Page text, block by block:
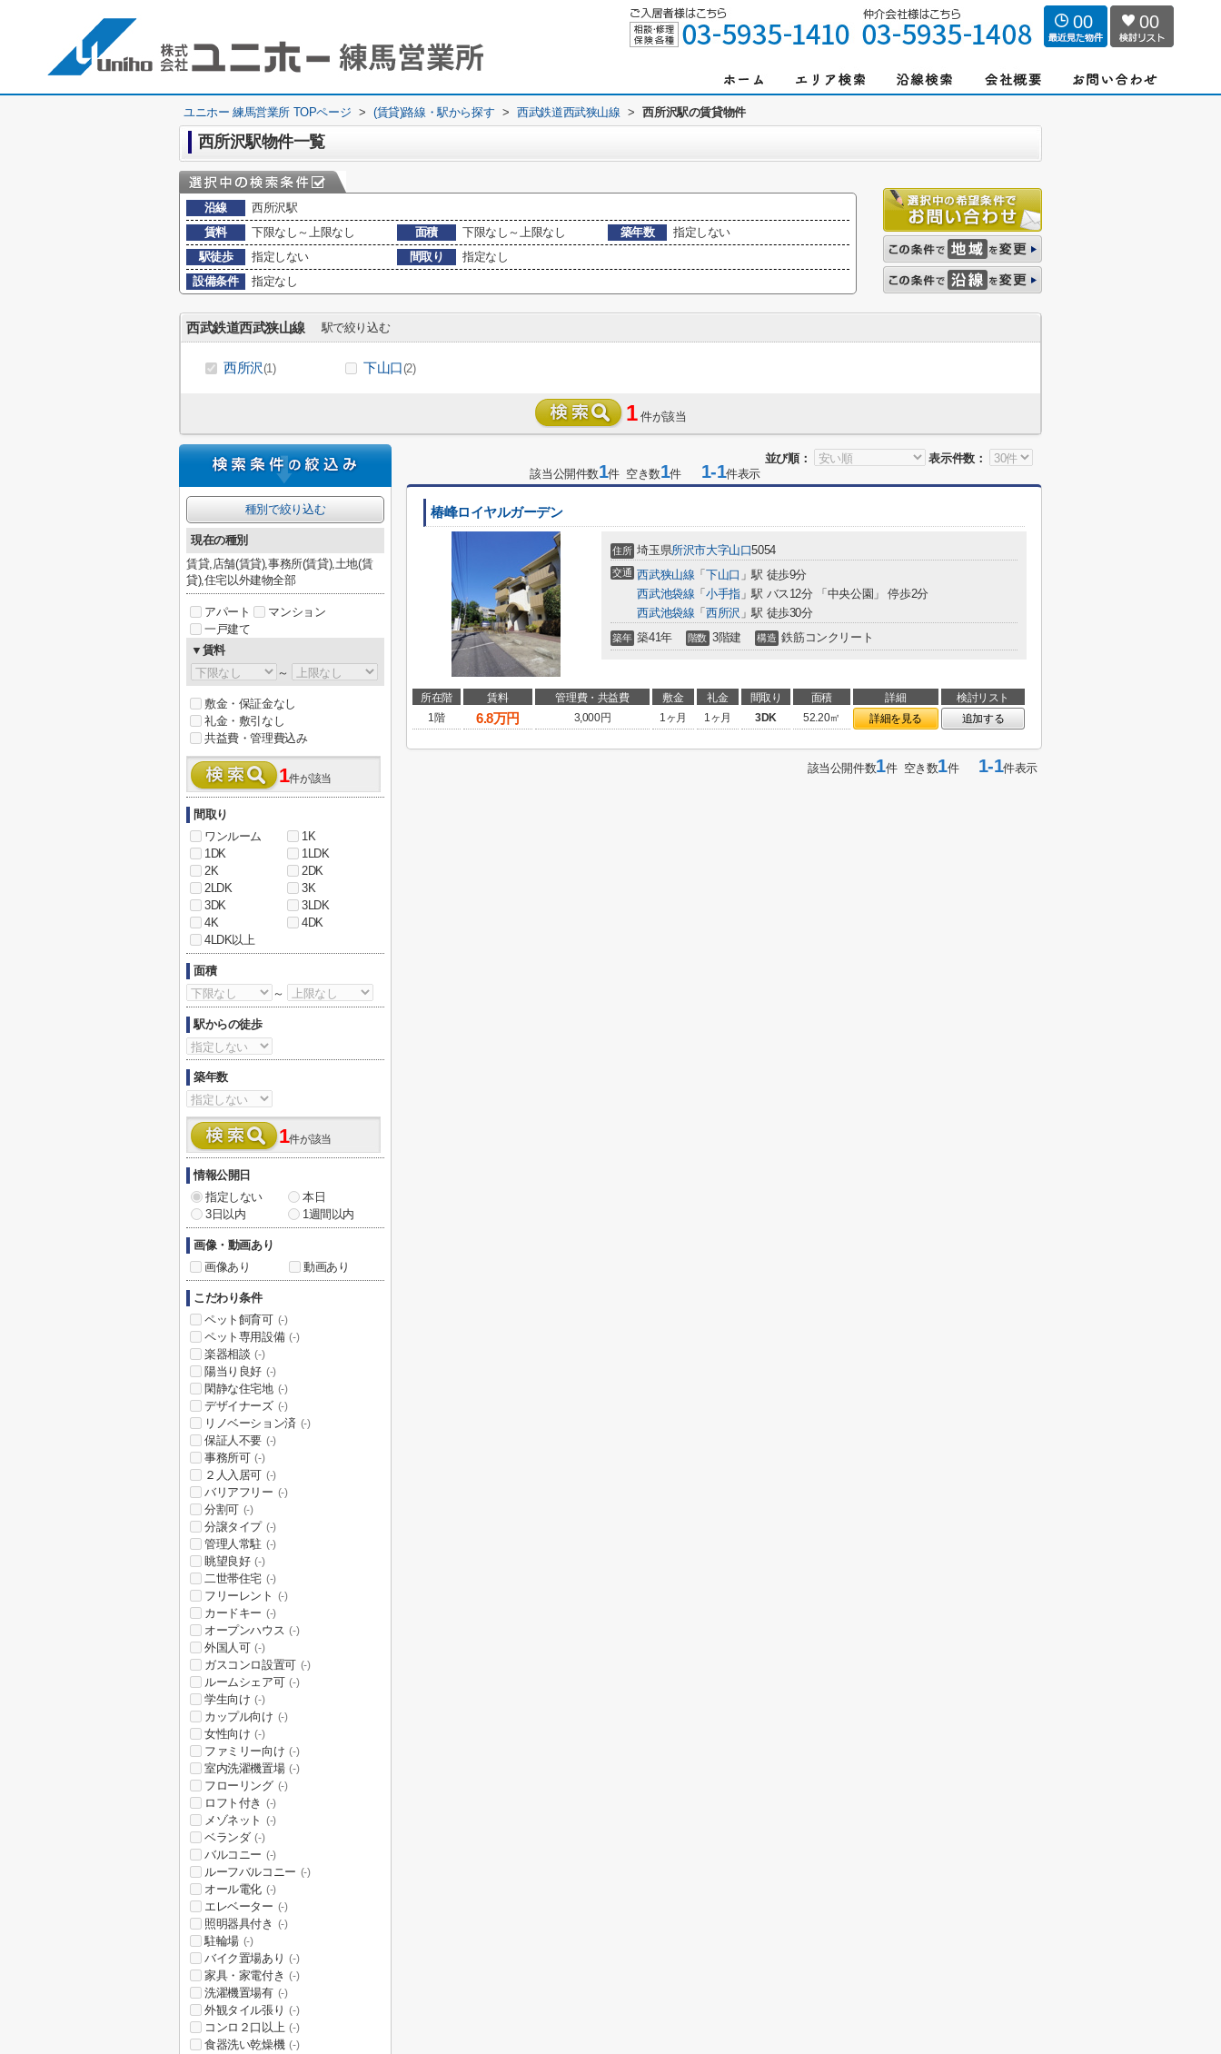
00 00
ユニホー 練馬営業所 TOPページ > (賃貸)路線・駅から探す > 西武鉄道西武狭山線 > 西所沢駅の賃貸物件
西所沢駅物件一覧
沿線
西所沢駅
賃料
下限なし～上限なし 面積 下限なし～上限なし 築年数
指定しない
駅徒歩
指定しない 間取り
指定なし
設備条件
指定なし
西武鉄道西武狭山線 駅で絞り込む
西所沢(1) 下山口(2)
1 件が該当
並び順：
表示件数：
該当公開件数1件 空き数1件 1-1件表示
椿峰ロイヤルガーデン
住所 埼玉県所沢市大字山口5054
交通 西武狭山線 「 下山口 」駅 徒歩9分
西武池袋線 「 小手指」駅 バス12分 「中央公園」 停歩2分
西武池袋線 「 西所沢 」駅 徒歩30分
築年 築41年 階数 3階建 構造 鉄筋コンクリート
所在階 賃料 管理費・共益費 敷金 礼金 間取り 面積 詳細
検討リスト
1階
6.8万円 3,000円 1ヶ月 1ヶ月 3DK 52.20㎡ 詳細を見る 追加する
該当公開件数1件 空き数1件1-1件表示
種別で絞り込む
現在の種別
賃貸,店舗(賃貸),事務所(賃貸),土地(賃
貸),住宅以外建物全部
アパート
マンション
一戸建て
▼賃料
～
敷金・保証金なし
礼金・敷引なし
共益費・管理費込み
1件が該当
間取り
ワンルーム
1K
1DK
1LDK
2K
2DK
2LDK
3K
3DK
3LDK
4K
4DK
4LDK以上
面積
～
駅からの徒歩
築年数
1件が該当
情報公開日
指定しない
本日
3日以内
1週間以内
画像・動画あり
画像あり
動画あり
こだわり条件
ペット飼育可 (-)
ペット専用設備 (-)
楽器相談 (-)
陽当り良好 (-)
閑静な住宅地 (-)
デザイナーズ (-)
リノベーション済 (-)
保証人不要 (-)
事務所可 (-)
２人入居可 (-)
バリアフリー (-)
分割可 (-)
分譲タイプ (-)
管理人常駐 (-)
眺望良好 (-)
二世帯住宅 (-)
フリーレント (-)
カードキー (-)
オープンハウス (-)
外国人可 (-)
ガスコンロ設置可 (-)
ルームシェア可 (-)
学生向け (-)
カップル向け (-)
女性向け (-)
ファミリー向け (-)
室内洗濯機置場 (-)
フローリング (-)
ロフト付き (-)
メゾネット (-)
ベランダ (-)
バルコニー (-)
ルーフバルコニー (-)
オール電化 (-)
エレベーター (-)
照明器具付き (-)
駐輪場 (-)
バイク置場あり (-)
家具・家電付き (-)
洗濯機置場有 (-)
外観タイル張り (-)
コンロ２口以上 (-)
食器洗い乾燥機 (-)